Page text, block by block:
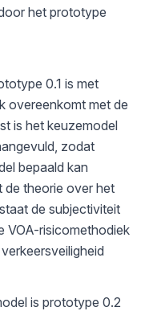
het prototype
0.1 is met
overeenkomt met de
is het keuzemodel
zodat
bepaald kan
de theorie over het
de subjectiviteit
VOA-risicomethodiek
is prototype 0.2